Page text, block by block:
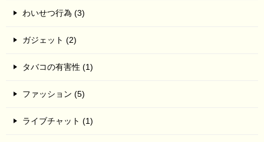
わいせつ行為 (3)
ガジェット (2)
タバコの有害性 (1)
ファッション (5)
ライブチャット (1)